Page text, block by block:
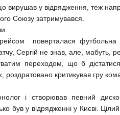
вирушав у відрядження, теж
Союзу затримувався.
поверталася футбольна
Сергій не знав, але, мабуть,
переходом, що б
роздратовано критикував гру
і створював певний
був у відрядженні у Києві.